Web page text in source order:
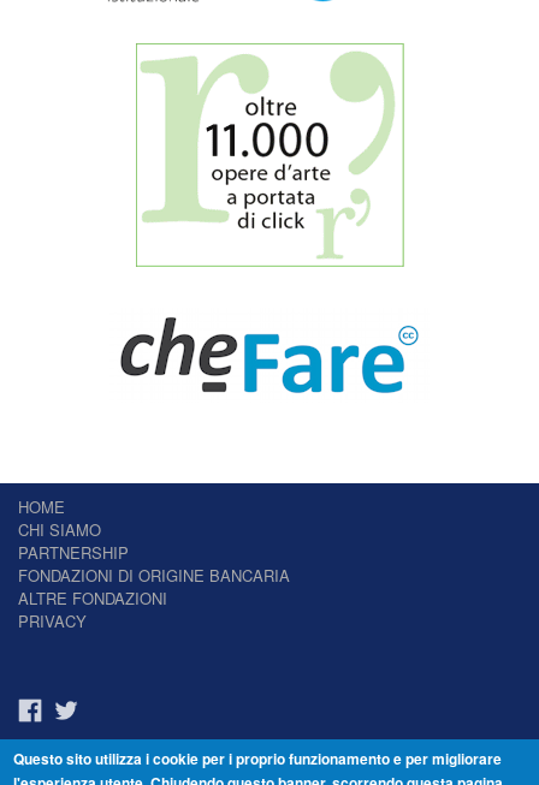
HOME
CHI SIAMO
PARTNERSHIP
FONDAZIONI DI ORIGINE BANCARIA
ALTRE FONDAZIONI
PRIVACY
Il Giornale delle Fondazioni - Periodico telematico
Questo sito utilizza i cookie per i proprio funzionamento e per migliorare